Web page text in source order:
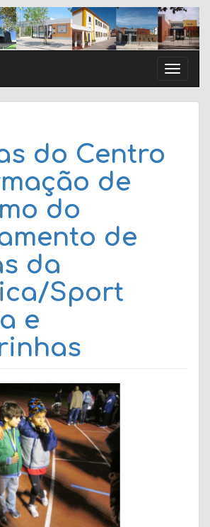
Toggle
do Centro
de
do
de
da
Sport
e